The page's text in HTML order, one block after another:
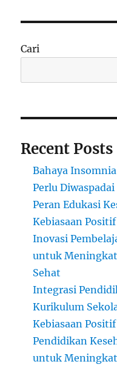
Cari
Recent Posts
Bahaya
Perlu Diwaspadai
Peran Edukasi
Kebiasaan
Inovasi
untuk
Sehat
Integrasi
Kurikulum
Kebiasaan Positif
Pendidikan
untuk